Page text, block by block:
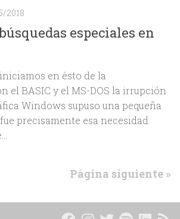
2018
especiales en
en ésto de la
el BASIC y el MS-DOS la irrupción
Windows supuso una pequeña
precisamente esa necesidad
Página siguiente »